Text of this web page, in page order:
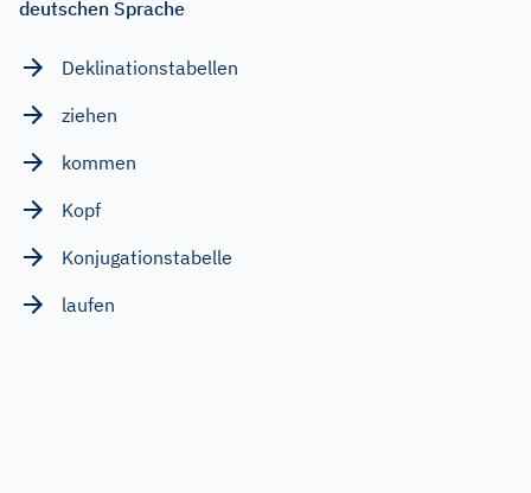
deutschen Sprache
Deklinationstabellen
ziehen
kommen
Kopf
Konjugationstabelle
laufen